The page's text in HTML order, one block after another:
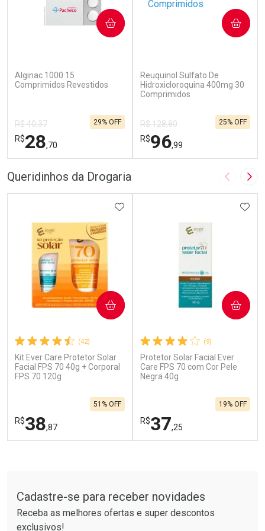
Alginac 1000 15
Comprimidos Revestidos
R$ 40,37
R$28,70
29% OFF
COMPRAR
Ativar Desconto
Comprar sem Desconto
Reuquinol Sulfato De
Hidroxicloroquina 400mg 30
Comprimidos
R$ 128,80
R$96,99
25% OFF
COMPRAR
Ativar Desconto
Comprar sem Desconto
Queridinhos da Drogaria Imagem
(42)
Kit Ever Care Protetor Solar
Facial FPS 70 40g + Corporal
FPS 70 120g
R$38,87
51% OFF
ADICIONAR AOS FAVORITOS
COMPRAR
Laboratório
Por Menos
(9)
Protetor Solar Facial Ever
Care FPS 70 com Cor Pele
Negra 40g
R$37,25
19% OFF
COMPRAR
Laboratório
Por Menos
Cadastre-se para receber novidades
Receba as melhores ofertas e super descontos
exclusivos!